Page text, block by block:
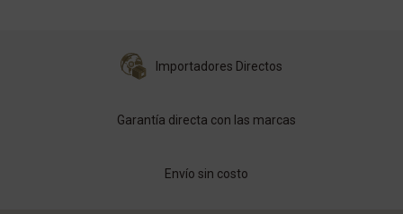
Importadores Directos
Garantía directa con las marcas
Envío sin costo